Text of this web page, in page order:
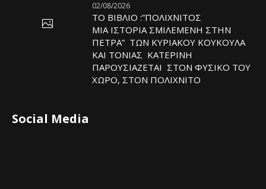
02/08/2026
ΤΟ ΒΙΒΛΙΟ :”ΠΟΛΙΧΝΙΤΟΣ
ΜΙΑ ΙΣΤΟΡΙΑ ΣΜΙΛΕΜΕΝΗ ΣΤΗΝ
ΠΕΤΡΑ” ΤΩΝ ΚΥΡΙΑΚΟΥ ΚΟΥΚΟΥΛΑ
ΚΑΙ ΤΟΝΙΑΣ ΚΑΤΕΡΙΝΗ
ΠΑΡΟΥΣΙΑΖΕΤΑΙ ΣΤΟΝ ΦΥΣΙΚΟ ΤOY
ΧΩΡΟ, ΣΤΟΝ ΠΟΛΙΧΝΙΤΟ
Social Media